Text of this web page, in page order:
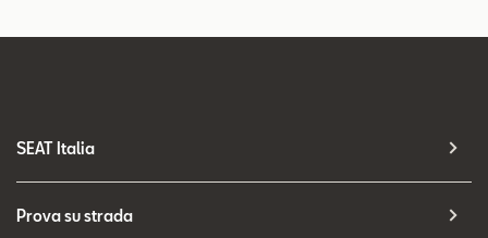
SEAT Italia
Prova su strada